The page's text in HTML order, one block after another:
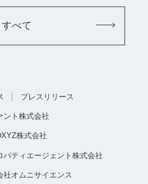
すべて
プレスリリース
ント株式会社
株式会社
パティエージェント株式会社
社オムニサイエンス